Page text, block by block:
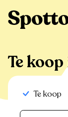
Te
Te koop